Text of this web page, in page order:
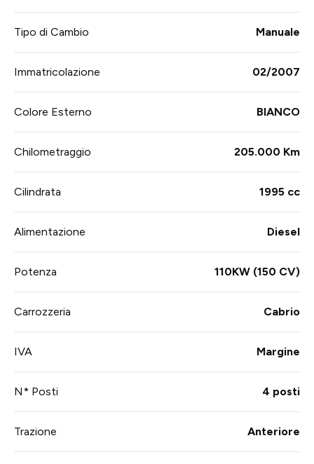
Tipo di Cambio Manuale
Immatricolazione 02/2007
Colore Esterno BIANCO
Chilometraggio 205.000 Km
Cilindrata 1995 cc
Alimentazione Diesel
Potenza 110KW (150 CV)
Carrozzeria Cabrio
IVA Margine
N* Posti 4 posti
Trazione Anteriore